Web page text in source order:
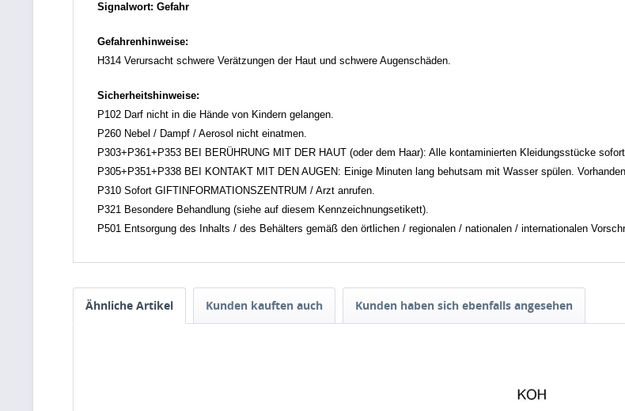
Signalwort: Gefahr
Gefahrenhinweise:
H314 Verursacht schwere Verätzungen der Haut und schwere Augenschäden.
Sicherheitshinweise:
P102 Darf nicht in die Hände von Kindern gelangen.
P260 Nebel / Dampf / Aerosol nicht einatmen.
P303+P361+P353 BEI BERÜHRUNG MIT DER HAUT (oder dem Haar): Alle kontaminierten Kleidungsstücke
P305+P351+P338 BEI KONTAKT MIT DEN AUGEN: Einige Minuten lang behutsam mit Wasser spülen.
P310 Sofort GIFTINFORMATIONSZENTRUM / Arzt anrufen.
P321 Besondere Behandlung (siehe auf diesem Kennzeichnungsetikett).
P501 Entsorgung des Inhalts / des Behälters gemäß den örtlichen / regionalen / nationalen / internationalen
Ähnliche Artikel Kunden kauften auch Kunden haben sich ebenfalls angesehen